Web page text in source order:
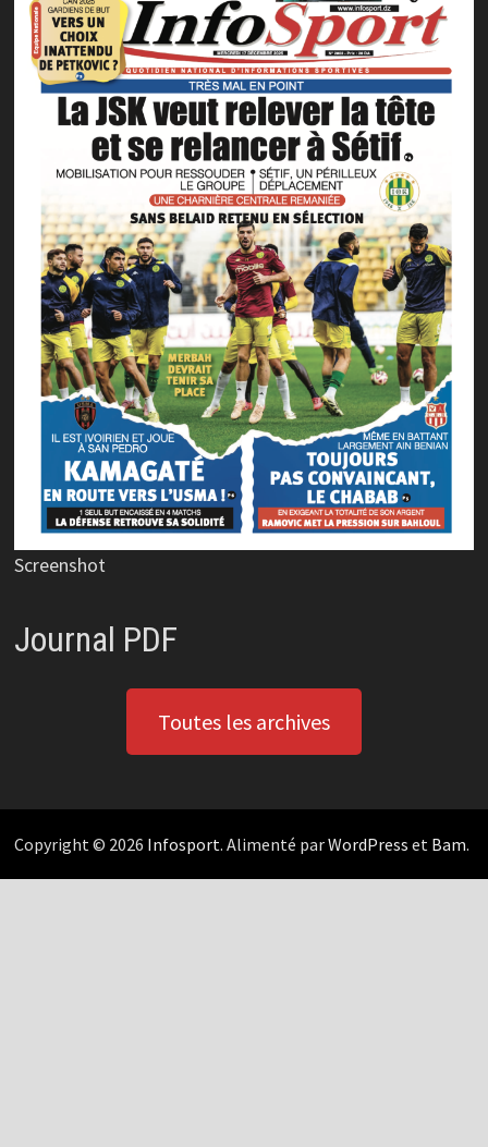
Screenshot
Journal PDF
Toutes les archives
Copyright © 2026 Infosport. Alimenté parWordPress et Bam.